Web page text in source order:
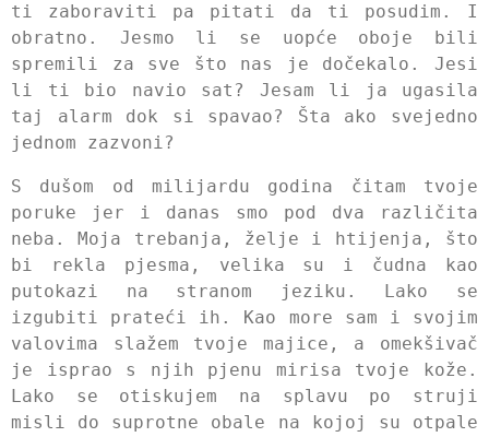
ti zaboraviti pa pitati da ti posudim. I
obratno. Jesmo li se uopće oboje bili
spremili za sve što nas je dočekalo. Jesi
li ti bio navio sat? Jesam li ja ugasila
taj alarm dok si spavao? Šta ako svejedno
jednom zazvoni?
S dušom od milijardu godina čitam tvoje
poruke jer i danas smo pod dva različita
neba. Moja trebanja, želje i htijenja, što
bi rekla pjesma, velika su i čudna kao
putokazi na stranom jeziku. Lako se
izgubiti prateći ih. Kao more sam i svojim
valovima slažem tvoje majice, a omekšivač
je isprao s njih pjenu mirisa tvoje kože.
Lako se otiskujem na splavu po struji
misli do suprotne obale na kojoj su otpale